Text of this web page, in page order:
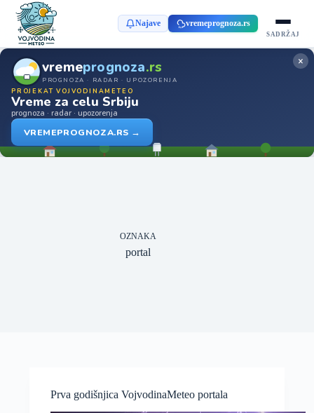
Najave vremeprognoza.rs
SADRŽAJ
vremeprognoza.rs
PROGNOZA · RADAR · UPOZORENJA
PROJEKAT VOJVODINAMETEO
Vreme za celu Srbiju
prognoza · radar · upozorenja
VREMEPROGNOZA.RS →
×
OZNAKA
portal
Prva godišnjica VojvodinaMeteo portala